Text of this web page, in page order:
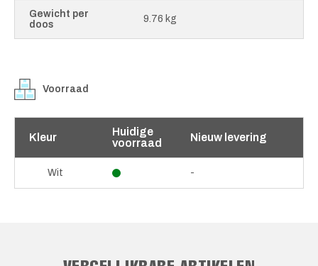
Gewicht per
doos
9.76 kg
Voorraad
Kleur
Huidige
voorraad
Nieuw levering
Wit -